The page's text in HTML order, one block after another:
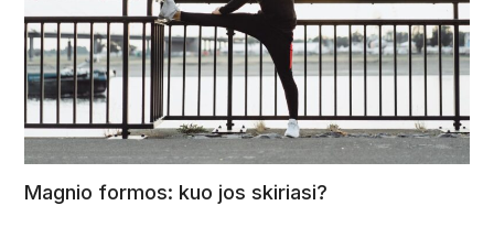
Magnio formos: kuo jos skiriasi?